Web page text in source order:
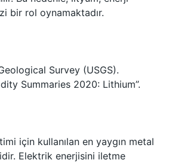
bir rol oynamaktadır.
Survey (USGS).
Summaries 2020: Lithium”.
için kullanılan en yaygın metal
Elektrik enerjisini iletme